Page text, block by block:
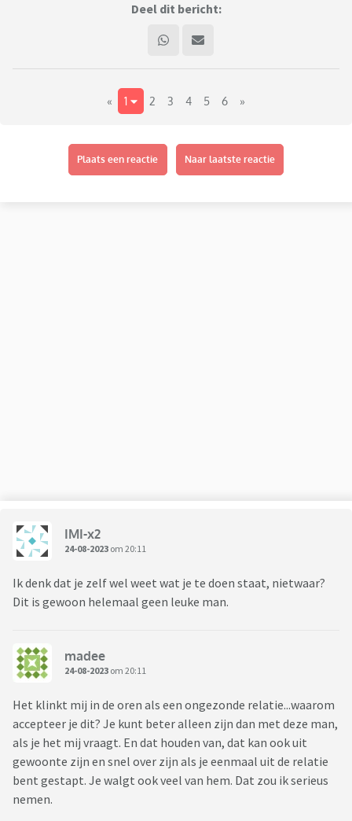
Deel dit bericht:
« 1 2 3 4 5 6 »
Plaats een reactie Naar laatste reactie
IMI-x2
24-08-2023 om 20:11
Ik denk dat je zelf wel weet wat je te doen staat, nietwaar?
Dit is gewoon helemaal geen leuke man.
madee
24-08-2023 om 20:11
Het klinkt mij in de oren als een ongezonde relatie...waarom
accepteer je dit? Je kunt beter alleen zijn dan met deze man,
als je het mij vraagt. En dat houden van, dat kan ook uit
gewoonte zijn en snel over zijn als je eenmaal uit de relatie
bent gestapt. Je walgt ook veel van hem. Dat zou ik serieus
nemen.